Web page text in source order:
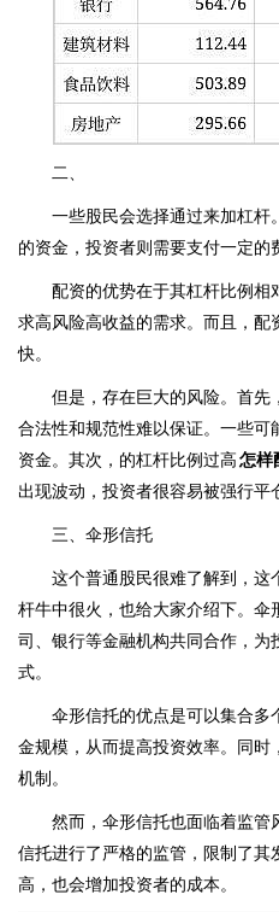
二、
一些股民会选择通过来加杠杆
的资金，投资者则需要支付一定的
配资的优势在于其杠杆比例相
求高风险高收益的需求。而且，
快。
但是，存在巨大的风险。首先
合法性和规范性难以保证。一些可
资金。其次，的杠杆比例过高怎样
出现波动，投资者很容易被强行平
三、伞形信托
这个普通股民很难了解到，这
杆牛中很火，也给大家介绍下。
司、银行等金融机构共同合作，
式。
伞形信托的优点是可以集合多
金规模，从而提高投资效率。同时
机制。
然而，伞形信托也面临着监管
信托进行了严格的监管，限制了
高，也会增加投资者的成本。